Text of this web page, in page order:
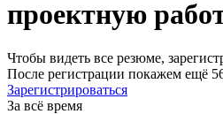
проектную
Чтобы видеть все резюме,
После регистрации покажем ещё
Зарегистрироваться
За всё время